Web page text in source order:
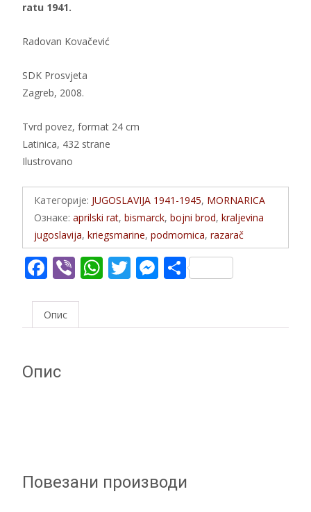
ratu 1941.
Radovan Kovačević
SDK Prosvjeta
Zagreb, 2008.
Tvrd povez, format 24 cm
Latinica, 432 strane
Ilustrovano
Категорије: JUGOSLAVIJA 1941-1945, MORNARICA
Ознаке: aprilski rat, bismarck, bojni brod, kraljevina
jugoslavija, kriegsmarine, podmornica, razarač
F
e
b
o
Vi
er
W
s
T
er
M
e
S
e
Опис
Опис
Повезани производи